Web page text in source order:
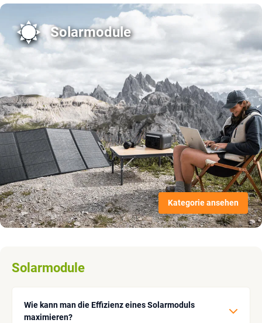
Solarmodule
Kategorie ansehen
Solarmodule
Wie kann man die Effizienz eines Solarmoduls
maximieren?